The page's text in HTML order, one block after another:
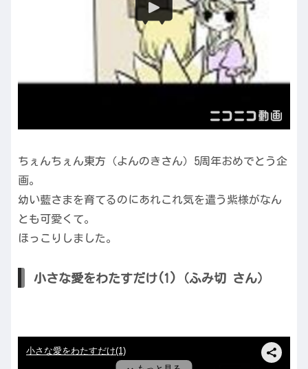
ちぇんちぇん東方（よんのきさん）5周年おめでとう企
画。
幼い藍さまを育てるのにあれこれ気を遣う紫様がなん
とも可愛くて。
ほっこりしました。
小さな愛をわたすだけ(1)（ふみ切 さん）